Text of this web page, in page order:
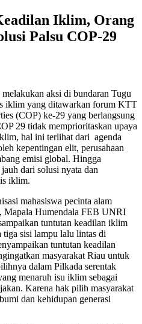
Iklim, Orang
Palsu COP-29
aksi di bundaran Tugu
iklim yang ditawarkan forum KTT
(COP) ke-29 yang berlangsung
29 tidak memprioritaskan upaya
hal ini terlihat dari agenda
kepentingan elit, perusahaan
emisi global. Hingga
dari solusi nyata dan
iklim.
mahasiswa pecinta alam
Mapala Humendala FEB UNRI
tuntutan keadilan iklim
tiga sisi lampu lalu lintas di
tuntutan keadilan
masyarakat Riau untuk
dalam Pilkada serentak
menaruh isu iklim sebagai
Karena hak pilih masyarakat
dan kehidupan generasi